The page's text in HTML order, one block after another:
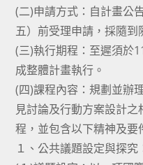
(二)申請方式：自計畫公
五）前受理申請，採隨到
(三)執行期程：至遲須於
成整體計畫執行。
(四)課程內容：規劃並辦
見討論及行動方案設計
程，並包含以下精神及要
１、公共議題設定與探究